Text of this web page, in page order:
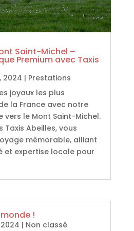
Saint-Michel –
Premium avec Taxis
2024 | Prestations
joyaux les plus
la France avec notre
vers le Mont Saint-Michel.
Taxis Abeilles, vous
mémorable, alliant
et expertise locale pour
!
| Non classé